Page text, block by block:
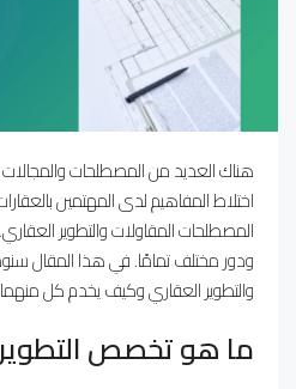
هناك العديد من المصطلحات
اختلاط المفاهيم لدى المهتمين
المصطلحات المقاولات والتطوير
ودور مختلف تمامًا. في هذا المقال
والتطوير العقاري وكيف يخدم كل منهما
ما هو تخصص